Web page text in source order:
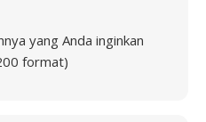
yang Anda inginkan
format)